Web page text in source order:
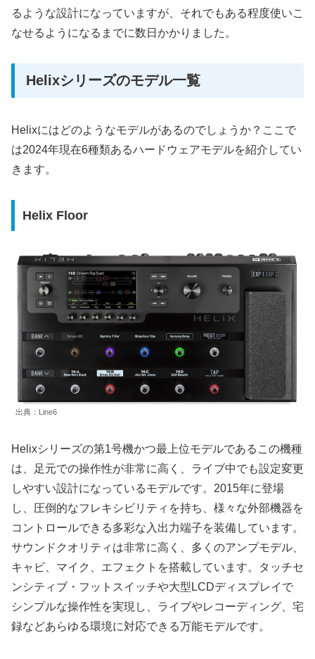
るような設計になっていますが、それでもある程度使いこ
なせるようになるまでに数日かかりました。
Helixシリーズのモデル一覧
Helixにはどのようなモデルがあるのでしょうか？ここで
は2024年現在6種類あるハードウェアモデルを紹介してい
きます。
Helix Floor
出典：Line6
Helixシリーズの第1号機かつ最上位モデルであるこの機種
は、足元での操作性が非常に高く、ライブ中でも設定変更
しやすい設計になっているモデルです。2015年に登場
し、圧倒的なフレキシビリティを持ち、様々な外部機器を
コントロールできる多彩な入出力端子を装備しています。
サウンドクオリティは非常に高く、多くのアンプモデル、
キャビ、マイク、エフェクトを搭載しています。タッチセ
ンシティブ・フットスイッチや大型LCDディスプレイで
シンプルな操作性を実現し、ライブやレコーディング、宅
録などあらゆる環境に対応できる万能モデルです。